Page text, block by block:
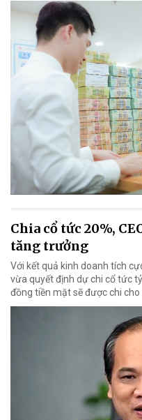
Chia cổ tức 20%,
tăng trưởng
Với kết quả kinh doanh tích
vừa quyết định dự chi cổ tức
đồng tiền mặt sẽ được chi cho